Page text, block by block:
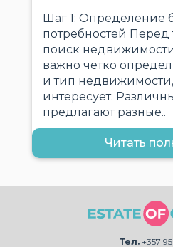
Шаг 1: Определение
потребностей Перед
поиск
важно четко
и тип
интересует.
предлагают разные..
Читать
Тел. +357 95